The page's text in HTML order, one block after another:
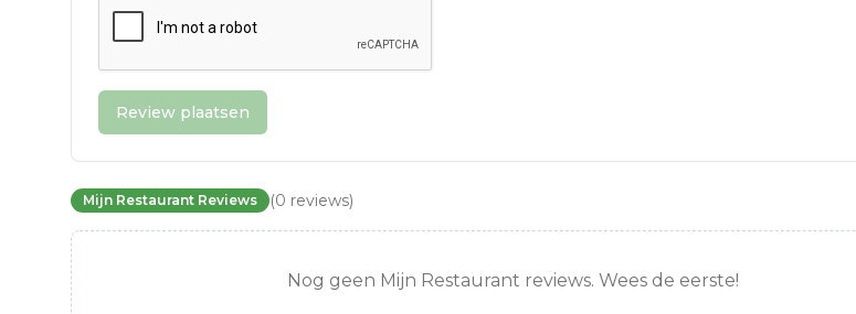
Review plaatsen
Mijn Restaurant Reviews (0 reviews)
Nog geen Mijn Restaurant reviews. Wees de eerste!